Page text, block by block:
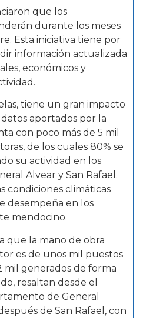
que los
durante los meses
Esta iniciativa tiene por
información actualizada
económicos y
tiene un gran impacto
aportados por la
con poco más de 5 mil
de los cuales 80% se
su actividad en los
Alvear y San Rafael.
condiciones climáticas
desempeña en los
mendocino.
que la mano de obra
es de unos mil puestos
mil generados de forma
resaltan desde el
de General
de San Rafael, con